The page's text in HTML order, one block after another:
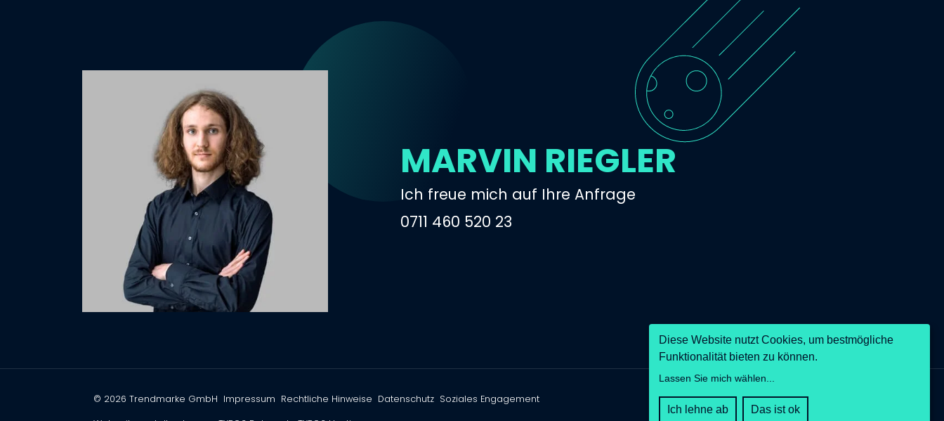
MARVIN RIEGLER
Ich freue mich auf Ihre Anfrage
0711 460 520 23
© 2026 Trendmarke GmbH Impressum Rechtliche Hinweise Datenschutz Soziales Engagement
Twitter Instagram LinkedIn
Diese Website nutzt Cookies, um bestmögliche
Funktionalität bieten zu können.
Lassen Sie mich wählen
Ich lehne ab Das ist ok